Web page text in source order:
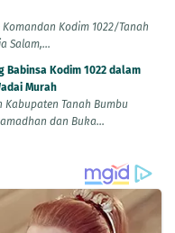
Kodim 1022/Tanah
Salam,...
Babinsa Kodim 1022 dalam
Murah
Kabupaten Tanah Bumbu
dan Buka...